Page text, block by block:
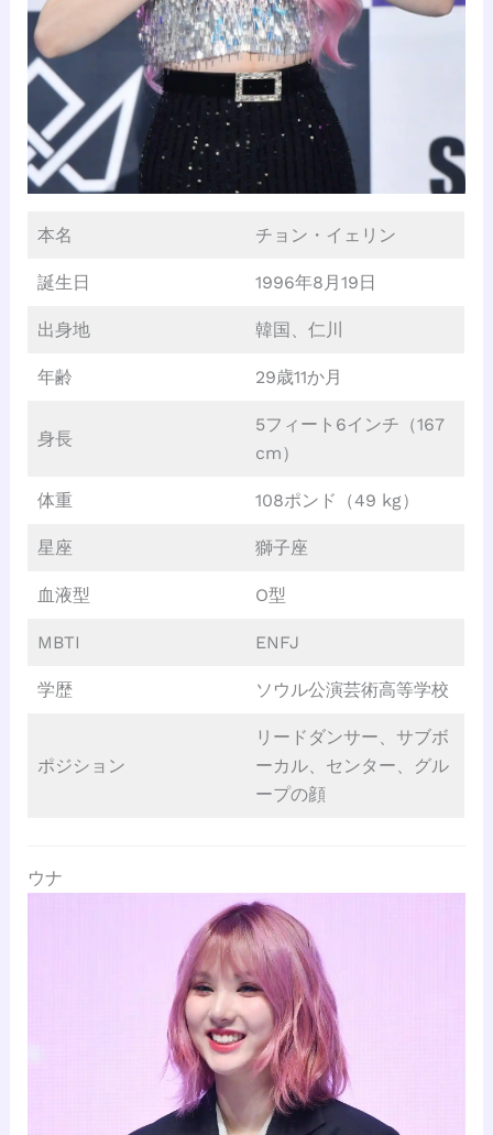
本名 チョン・イェリン
誕生日 1996年8月19日
出身地 韓国、仁川
年齢 29歳11か月
身長
5フィート6インチ（167
cm）
体重 108ポンド（49 kg）
星座 獅子座
血液型 O型
MBTI ENFJ
学歴 ソウル公演芸術高等学校
ポジション
リードダンサー、サブボ
ーカル、センター、グル
ープの顔
ウナ